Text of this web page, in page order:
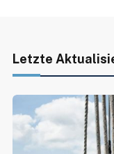
Letzte